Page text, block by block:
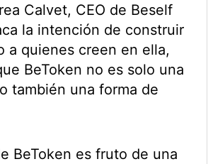
Calvet, CEO de Beself
la intención de construir
a quienes creen en ella,
BeToken no es solo una
también una forma de
BeToken es fruto de una